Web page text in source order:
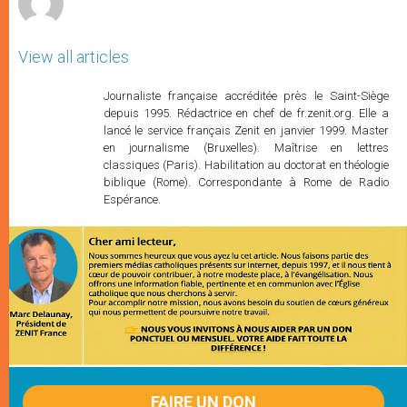
View all articles
Journaliste française accréditée près le Saint-Siège
depuis 1995. Rédactrice en chef de fr.zenit.org. Elle a
lancé le service français Zenit en janvier 1999. Master
en journalisme (Bruxelles). Maîtrise en lettres
classiques (Paris). Habilitation au doctorat en théologie
biblique (Rome). Correspondante à Rome de Radio
Espérance.
FAIRE UN DON